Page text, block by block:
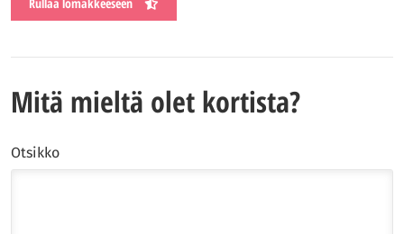
Mitä mieltä olet kortista?
Otsikko